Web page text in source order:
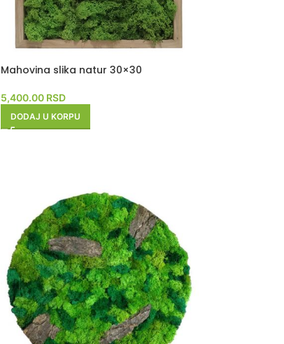
Mahovina slika natur 30×30
5,400.00 RSD
DODAJ U KORPU